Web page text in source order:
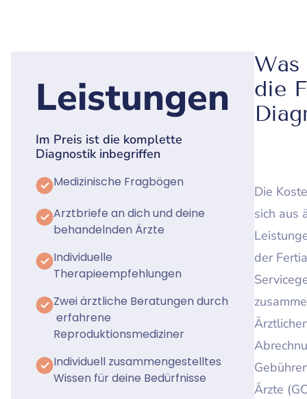
Leistungen
Im Preis ist die komplette
Diagnostik inbegriffen
Medizinische Fragbögen
Arztbriefe an dich und deine
behandelnden Ärzte
Individuelle
Therapieempfehlungen
Zwei ärztliche Beratungen durch
erfahrene
Reproduktionsmediziner
Individuell zusammengestelltes
Wissen für deine Bedürfnisse
die
Die
sich aus
der Fertia
Ärzte